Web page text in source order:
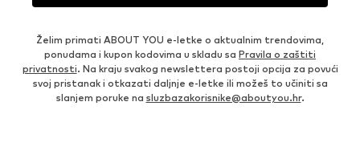
Želim primati ABOUT YOU e-letke o aktualnim trendovima,
ponudama i kupon kodovima u skladu sa Pravila o zaštiti
privatnosti. Na kraju svakog newslettera postoji opcija za povući
svoj pristanak i otkazati daljnje e-letke ili možeš to učiniti sa
slanjem poruke na sluzbazakorisnike@aboutyou.hr.